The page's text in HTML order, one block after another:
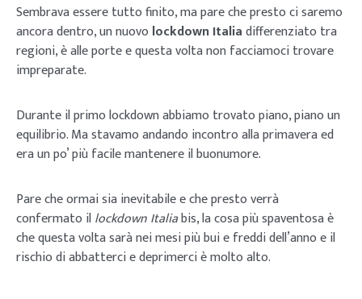
Sembrava essere tutto finito, ma pare che presto ci saremo
ancora dentro, un nuovo lockdown Italiadifferenziato tra
regioni, è alle porte e questa volta non facciamoci trovare
impreparate.
Durante il primo lockdown abbiamo trovato piano, piano un
equilibrio. Ma stavamo andando incontro alla primavera ed
era un po’ più facile mantenere il buonumore.
Pare che ormai sia inevitabile e che presto verrà
confermato illockdown Italiabis, la cosa più spaventosa è
che questa volta sarà nei mesi più bui e freddi dell’anno e il
rischio di abbatterci e deprimerci è molto alto.